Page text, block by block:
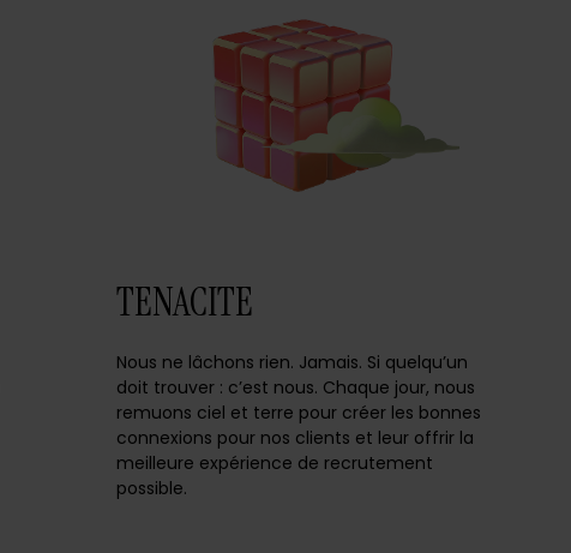
TENACITE
Nous ne lâchons rien. Jamais. Si quelqu’un
doit trouver : c’est nous. Chaque jour, nous
remuons ciel et terre pour créer les bonnes
connexions pour nos clients et leur offrir la
meilleure expérience de recrutement
possible.